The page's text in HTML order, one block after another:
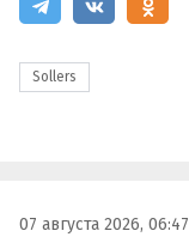
Sollers
07 августа 2026, 06:47